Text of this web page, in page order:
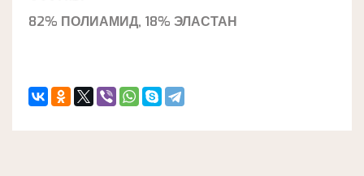
82% ПОЛИАМИД, 18% ЭЛАСТАН